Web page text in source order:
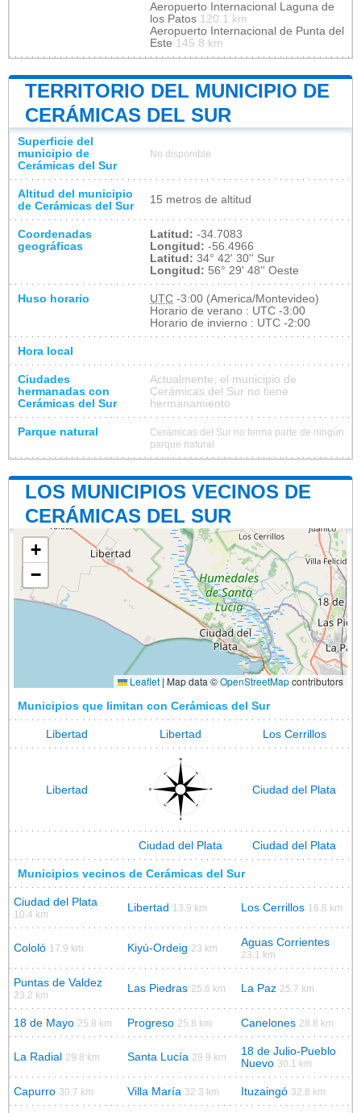
Aeropuerto Internacional Laguna de
los Patos 120.1 km
Aeropuerto Internacional de Punta del
Este 145.8 km
TERRITORIO DEL MUNICIPIO DE
CERÁMICAS DEL SUR
Superficie del
municipio de
Cerámicas del Sur
No disponible
Altitud del municipio
de Cerámicas del Sur
15 metros de altitud
Coordenadas
geográficas
Latitud: -34.7083
Longitud: -56.4966
Latitud: 34° 42' 30'' Sur
Longitud: 56° 29' 48'' Oeste
Huso horario UTC -3:00 (America/Montevideo)
Horario de verano : UTC -3:00
Horario de invierno : UTC -2:00
Hora local
Ciudades
hermanadas con
Cerámicas del Sur
Actualmente, el municipio de
Cerámicas del Sur no tiene
hermanamiento
Parque natural
Cerámicas del Sur no forma parte de ningún
parque natural
LOS MUNICIPIOS VECINOS DE
CERÁMICAS DEL SUR
+
−
Leaflet | Map data ©OpenStreetMapcontributors
Municipios que limitan con Cerámicas del Sur
Libertad Libertad Los Cerrillos
Libertad Ciudad del Plata
Ciudad del Plata Ciudad del Plata
Municipios vecinos de Cerámicas del Sur
Ciudad del Plata
10.4 km
Libertad 13.9 km Los Cerrillos 16.8 km
Cololó 17.9 km Kiyú-Ordeig 23 km Aguas Corrientes
23.1 km
Puntas de Valdez
23.2 km
Las Piedras 25.6 km La Paz 25.7 km
18 de Mayo 25.8 km Progreso 25.8 km Canelones 28.8 km
La Radial 29.8 km Santa Lucía 29.9 km
18 de Julio-Pueblo
Nuevo 30.1 km
Capurro 30.7 km Villa María 32.3 km Ituzaingó 32.8 km